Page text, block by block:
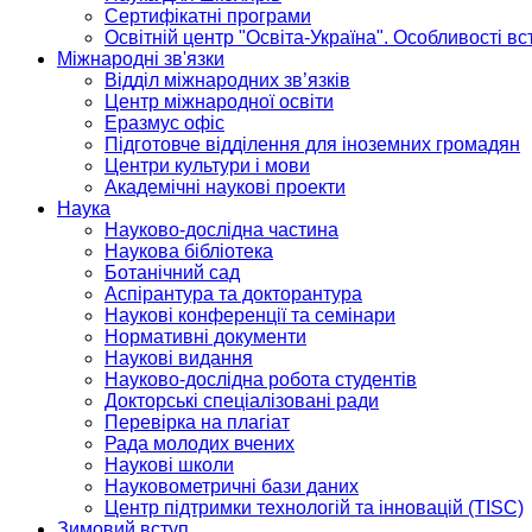
Сертифікатні програми
Освітній центр "Освіта-Україна". Особливості
Міжнародні зв'язки
Відділ міжнародних зв’язків
Центр міжнародної освіти
Еразмус офіс
Підготовче відділення для іноземних громадян
Центри культури і мови
Академічні наукові проекти
Наука
Науково-дослідна частина
Наукова бібліотека
Ботанічний сад
Аспірантура та докторантура
Наукові конференції та семінари
Нормативні документи
Наукові видання
Науково-дослідна робота студентів
Докторські спеціалізовані ради
Перевірка на плагіат
Рада молодих вчених
Наукові школи
Науковометричні бази даних
Центр підтримки технологій та інновацій (TISC)